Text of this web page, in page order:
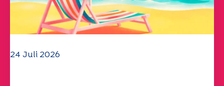
24 Juli 2026